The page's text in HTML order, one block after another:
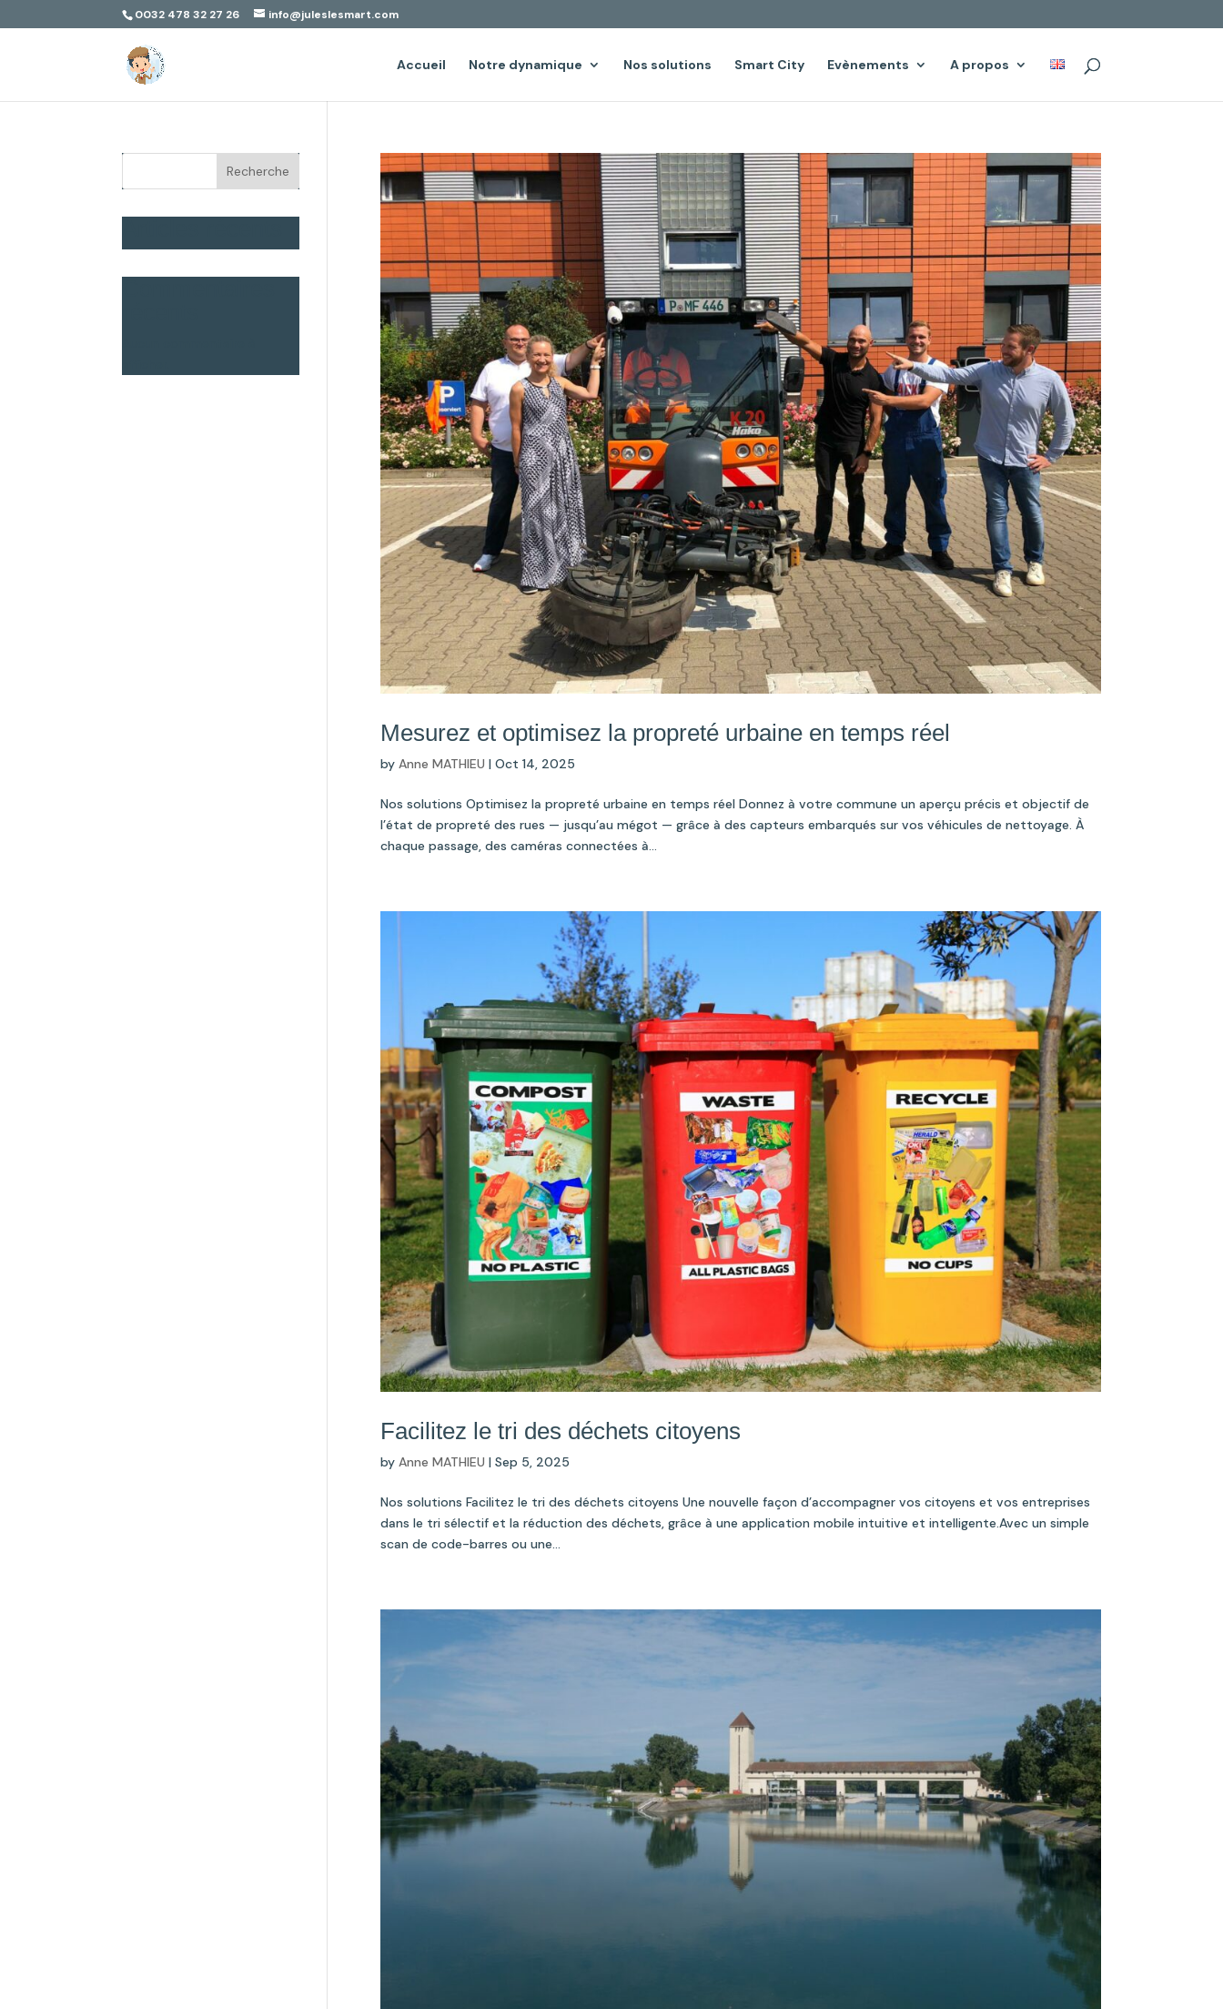
0032 478 32 27 26 info@juleslesmart.com
Accueil Notre dynamique Nos solutions Smart City Evènements A propos
Mesurez et optimisez la propreté urbaine en temps réel
by Anne MATHIEU | Oct 14, 2025
Nos solutions Optimisez la propreté urbaine en temps réel Donnez à votre commune un aperçu précis et objectif de
l’état de propreté des rues — jusqu’au mégot — grâce à des capteurs embarqués sur vos véhicules de nettoyage. À
chaque passage, des caméras connectées à...
Facilitez le tri des déchets citoyens
by Anne MATHIEU | Sep 5, 2025
Nos solutions Facilitez le tri des déchets citoyens Une nouvelle façon d’accompagner vos citoyens et vos entreprises
dans le tri sélectif et la réduction des déchets, grâce à une application mobile intuitive et intelligente.Avec un simple
scan de code-barres ou une...
Recherche